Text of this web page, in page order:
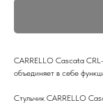
CARRELLO Cascata
объединяет в себе
Стульчик CARRELLO